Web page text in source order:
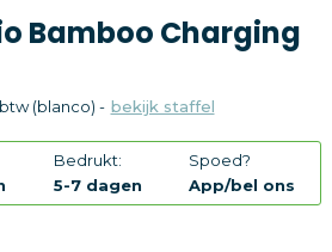
Bamboo Charging
(blanco) - bekijk staffel
Bedrukt:
5-7 dagen
Spoed?
App/bel ons